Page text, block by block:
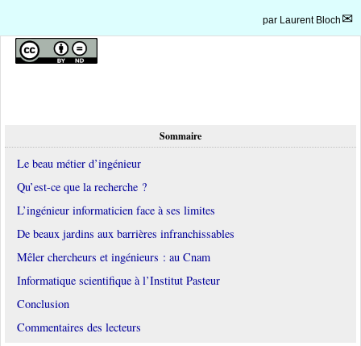
par Laurent Bloch
Sommaire
Le beau métier d’ingénieur
Qu’est-ce que la recherche ?
L’ingénieur informaticien face à ses limites
De beaux jardins aux barrières infranchissables
Mêler chercheurs et ingénieurs : au Cnam
Informatique scientifique à l’Institut Pasteur
Conclusion
Commentaires des lecteurs